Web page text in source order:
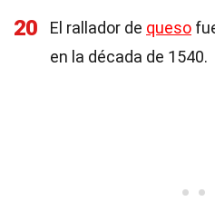
20 El rallador de queso
en la década de 1540.